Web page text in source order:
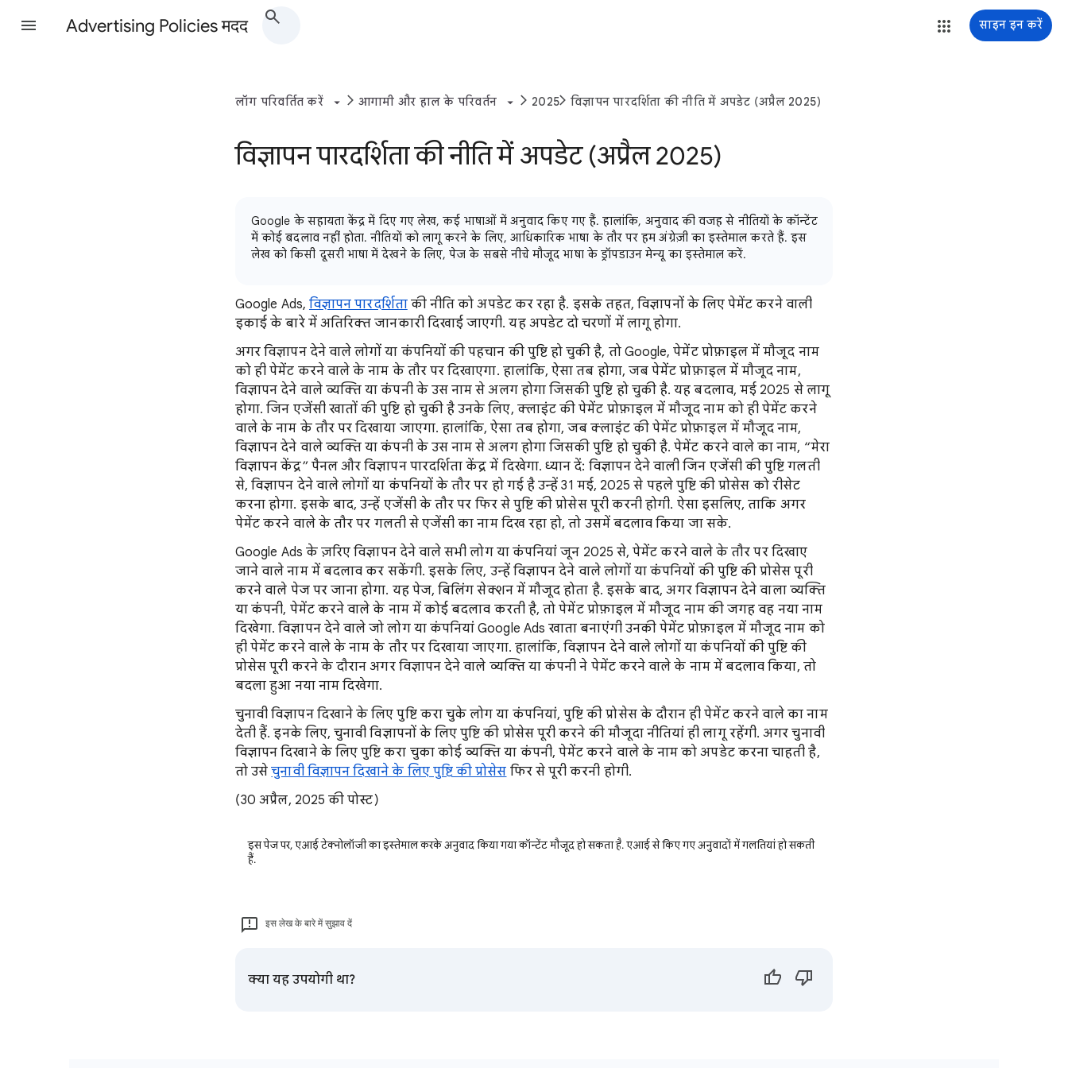
Advertising Policies मदद साइन इन करें
लॉग परिवर्तित करें आगामी और हाल के परिवर्तन 2025 विज्ञापन पारदर्शिता की नीति में अपडेट (अप्रैल 2025)
विज्ञापन पारदर्शिता की नीति में अपडेट (अप्रैल 2025)
Google के सहायता केंद्र में दिए गए लेख, कई भाषाओं में अनुवाद किए गए हैं. हालांकि, अनुवाद की वजह से नीतियों के कॉन्टेंट
में कोई बदलाव नहीं होता. नीतियों को लागू करने के लिए, आधिकारिक भाषा के तौर पर हम अंग्रेज़ी का इस्तेमाल करते हैं. इस
लेख को किसी दूसरी भाषा में देखने के लिए, पेज के सबसे नीचे मौजूद भाषा के ड्रॉपडाउन मेन्यू का इस्तेमाल करें.
Google Ads, विज्ञापन पारदर्शिताकी नीति को अपडेट कर रहा है. इसके तहत, विज्ञापनों के लिए पेमेंट करने वाली
इकाई के बारे में अतिरिक्त जानकारी दिखाई जाएगी. यह अपडेट दो चरणों में लागू होगा.
अगर विज्ञापन देने वाले लोगों या कंपनियों की पहचान की पुष्टि हो चुकी है, तो Google, पेमेंट प्रोफ़ाइल में मौजूद नाम
को ही पेमेंट करने वाले के नाम के तौर पर दिखाएगा. हालांकि, ऐसा तब होगा, जब पेमेंट प्रोफ़ाइल में मौजूद नाम,
विज्ञापन देने वाले व्यक्ति या कंपनी के उस नाम से अलग होगा जिसकी पुष्टि हो चुकी है. यह बदलाव, मई 2025 से लागू
होगा. जिन एजेंसी खातों की पुष्टि हो चुकी है उनके लिए, क्लाइंट की पेमेंट प्रोफ़ाइल में मौजूद नाम को ही पेमेंट करने
वाले के नाम के तौर पर दिखाया जाएगा. हालांकि, ऐसा तब होगा, जब क्लाइंट की पेमेंट प्रोफ़ाइल में मौजूद नाम,
विज्ञापन देने वाले व्यक्ति या कंपनी के उस नाम से अलग होगा जिसकी पुष्टि हो चुकी है. पेमेंट करने वाले का नाम, “मेरा
विज्ञापन केंद्र” पैनल और विज्ञापन पारदर्शिता केंद्र में दिखेगा. ध्यान दें: विज्ञापन देने वाली जिन एजेंसी की पुष्टि गलती
से, विज्ञापन देने वाले लोगों या कंपनियों के तौर पर हो गई है उन्हें 31 मई, 2025 से पहले पुष्टि की प्रोसेस को रीसेट
करना होगा. इसके बाद, उन्हें एजेंसी के तौर पर फिर से पुष्टि की प्रोसेस पूरी करनी होगी. ऐसा इसलिए, ताकि अगर
पेमेंट करने वाले के तौर पर गलती से एजेंसी का नाम दिख रहा हो, तो उसमें बदलाव किया जा सके.
Google Ads के ज़रिए विज्ञापन देने वाले सभी लोग या कंपनियां जून 2025 से, पेमेंट करने वाले के तौर पर दिखाए
जाने वाले नाम में बदलाव कर सकेंगी. इसके लिए, उन्हें विज्ञापन देने वाले लोगों या कंपनियों की पुष्टि की प्रोसेस पूरी
करने वाले पेज पर जाना होगा. यह पेज, बिलिंग सेक्शन में मौजूद होता है. इसके बाद, अगर विज्ञापन देने वाला व्यक्ति
या कंपनी, पेमेंट करने वाले के नाम में कोई बदलाव करती है, तो पेमेंट प्रोफ़ाइल में मौजूद नाम की जगह वह नया नाम
दिखेगा. विज्ञापन देने वाले जो लोग या कंपनियां Google Ads खाता बनाएंगी उनकी पेमेंट प्रोफ़ाइल में मौजूद नाम को
ही पेमेंट करने वाले के नाम के तौर पर दिखाया जाएगा. हालांकि, विज्ञापन देने वाले लोगों या कंपनियों की पुष्टि की
प्रोसेस पूरी करने के दौरान अगर विज्ञापन देने वाले व्यक्ति या कंपनी ने पेमेंट करने वाले के नाम में बदलाव किया, तो
बदला हुआ नया नाम दिखेगा.
चुनावी विज्ञापन दिखाने के लिए पुष्टि करा चुके लोग या कंपनियां, पुष्टि की प्रोसेस के दौरान ही पेमेंट करने वाले का नाम
देती हैं. इनके लिए, चुनावी विज्ञापनों के लिए पुष्टि की प्रोसेस पूरी करने की मौजूदा नीतियां ही लागू रहेंगी. अगर चुनावी
विज्ञापन दिखाने के लिए पुष्टि करा चुका कोई व्यक्ति या कंपनी, पेमेंट करने वाले के नाम को अपडेट करना चाहती है,
तो उसेचुनावी विज्ञापन दिखाने के लिए पुष्टि की प्रोसेस फिर से पूरी करनी होगी.
(30 अप्रैल, 2025 की पोस्ट)
इस पेज पर, एआई टेक्नोलॉजी का इस्तेमाल करके अनुवाद किया गया कॉन्टेंट मौजूद हो सकता है. एआई से किए गए अनुवादों में गलतियां हो सकती
हैं.
इस लेख के बारे में सुझाव दें
क्या यह उपयोगी था?